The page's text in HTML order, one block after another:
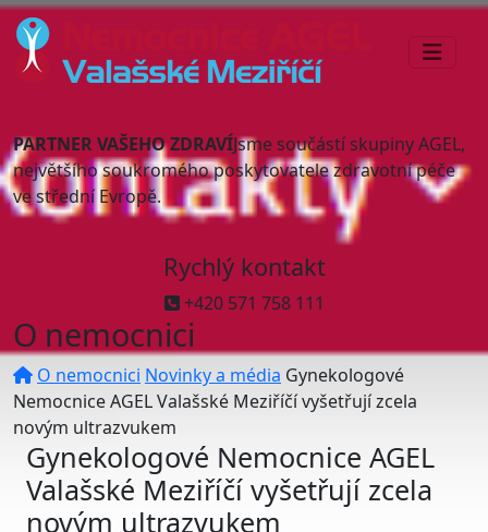
PARTNER VAŠEHO ZDRAVÍJsme součástí skupiny AGEL,
největšího soukromého poskytovatele zdravotní péče
ve střední Evropě.
Rychlý kontakt
+420 571 758 111
O nemocnici
O nemocnici Novinky a média Gynekologové
Nemocnice AGEL Valašské Meziříčí vyšetřují zcela
novým ultrazvukem
Gynekologové Nemocnice AGEL
Valašské Meziříčí vyšetřují zcela
novým ultrazvukem